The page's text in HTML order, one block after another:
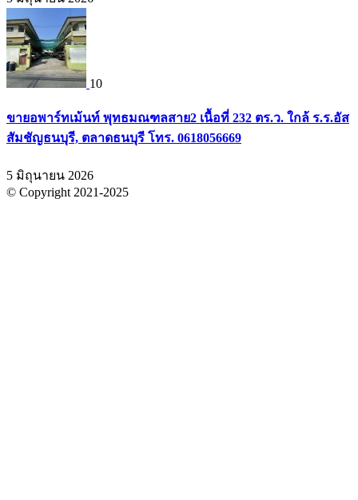
10
ขายอพาร์ทเม้นท์ พุทธมณฑลสาย2 เนื้อที่ 232 ตร.ว. ใกล้ ร.ร.อัส
สัมชัญธนบุรี, ตลาดธนบุรี โทร. 0618056669
5 มิถุนายน 2026
© Copyright 2021-2025